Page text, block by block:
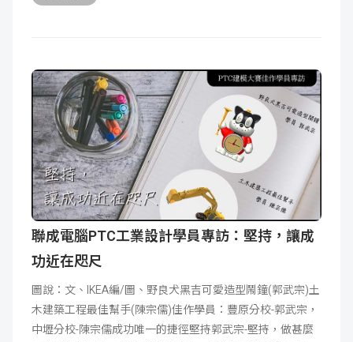
聯成電腦PTC工業設計學員專訪：堅持，讓成
功近在咫尺
圖說：文、IKEA編/圖、野良犬黑吉可愛造型鬧鐘(郭武宗)土
木建築工程最佳幫手(陳宗儒)佳作學員：豐原分校-郭武宗，
中壢分校-陳宗儒成功唯一的捷徑堅持郭武宗-堅持，做甚麼